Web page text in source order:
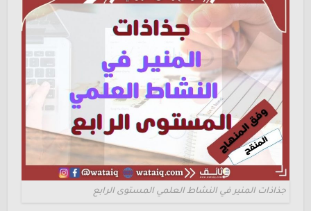
جذاذات المنير في النشاط العلمي المستوى الرابع